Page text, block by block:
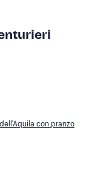
con pranzo